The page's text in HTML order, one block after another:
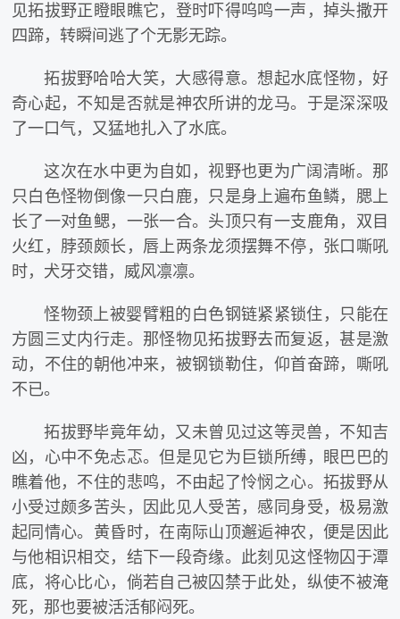
见拓拔野正瞪眼瞧它，登时吓得呜鸣一声，掉头撒开
四蹄，转瞬间逃了个无影无踪。
拓拔野哈哈大笑，大感得意。想起水底怪物，好
奇心起，不知是否就是神农所讲的龙马。于是深深吸
了一口气，又猛地扎入了水底。
这次在水中更为自如，视野也更为广阔清晰。那
只白色怪物倒像一只白鹿，只是身上遍布鱼鳞，腮上
长了一对鱼鳃，一张一合。头顶只有一支鹿角，双目
火红，脖颈颇长，唇上两条龙须摆舞不停，张口嘶吼
时，犬牙交错，威风凛凛。
怪物颈上被婴臂粗的白色钢链紧紧锁住，只能在
方圆三丈内行走。那怪物见拓拔野去而复返，甚是激
动，不住的朝他冲来，被钢锁勒住，仰首奋蹄，嘶吼
不已。
拓拔野毕竟年幼，又未曾见过这等灵兽，不知吉
凶，心中不免忐忑。但是见它为巨锁所缚，眼巴巴的
瞧着他，不住的悲鸣，不由起了怜悯之心。拓拔野从
小受过颇多苦头，因此见人受苦，感同身受，极易激
起同情心。黄昏时，在南际山顶邂逅神农，便是因此
与他相识相交，结下一段奇缘。此刻见这怪物囚于潭
底，将心比心，倘若自己被囚禁于此处，纵使不被淹
死，那也要被活活郁闷死。